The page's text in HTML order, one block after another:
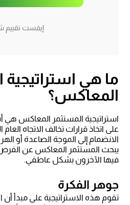
إيفست تقييم
ما هي استراتيجية
المعاكس؟
استراتيجية المستثمر المعاكس هي
على اتخاذ قرارات تخالف الاتجاه
الانضمام إلى الموجة الصاعدة أو
يبحث المستثمر المعاكس عن
فيها الآخرون بشكل عاطفي.
جوهر الفكرة
تقوم هذه الاستراتيجية على مبدأ أن